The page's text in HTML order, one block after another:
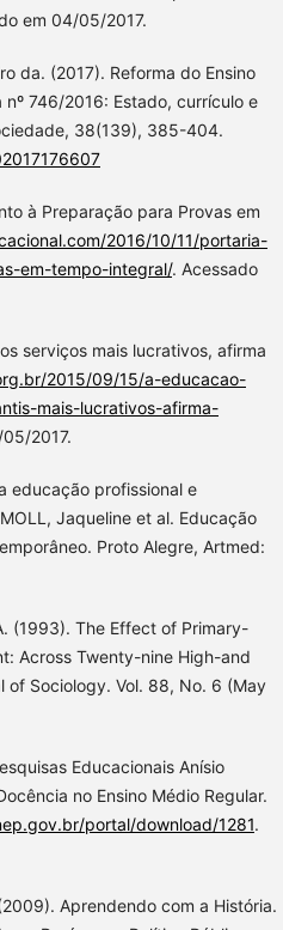
em 04/05/2017.
da. (2017). Reforma do Ensino
746/2016: Estado, currículo e
38(139), 385-404.
à Preparação para Provas em
2016/10/11/portaria-
em-tempo-integral/. Acessado
serviços mais lucrativos, afirma
2015/09/15/a-educacao-
mais-lucrativos-afirma-
2017.
educação profissional e
Jaqueline et al. Educação
Proto Alegre, Artmed:
(1993). The Effect of Primary-
Across Twenty-nine High-and
of Sociology. Vol. 88, No. 6 (May
Educacionais Anísio
no Ensino Médio Regular.
portal/download/1281.
Aprendendo com a História.